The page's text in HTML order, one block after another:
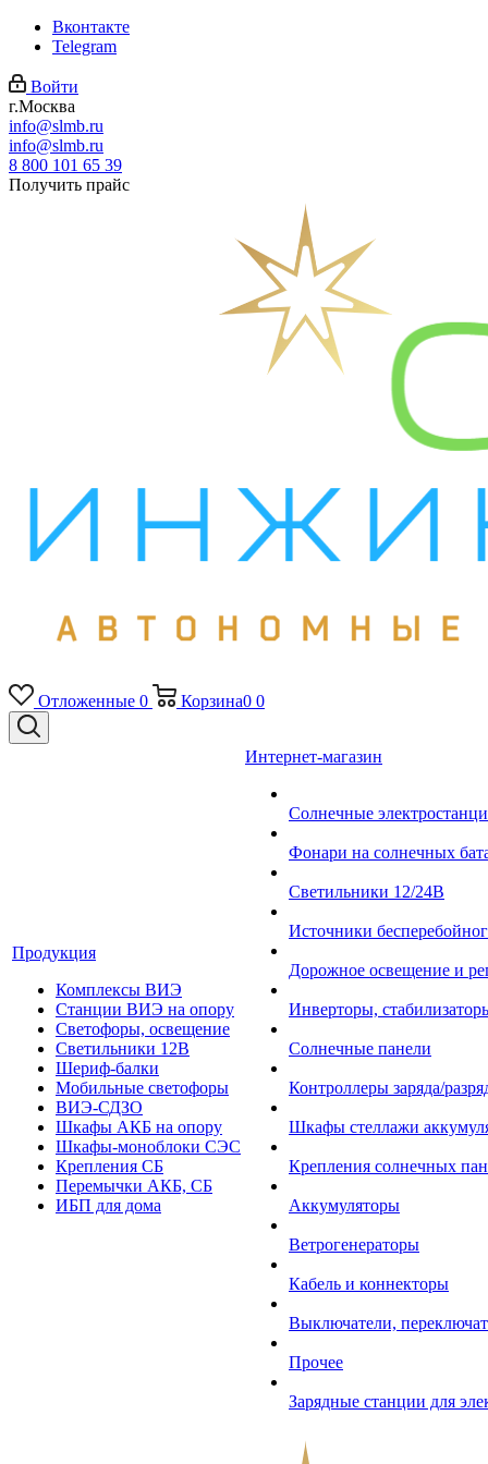
Вконтакте
Telegram
Войти
г.Москва
info@slmb.ru
info@slmb.ru
8 800 101 65 39
Получить прайс
Отложенные 0 Корзина0 0
Продукция
Комплексы ВИЭ
Станции ВИЭ на опору
Светофоры, освещение
Светильники 12В
Шериф-балки
Мобильные светофоры
ВИЭ-СДЗО
Шкафы АКБ на опору
Шкафы-моноблоки СЭС
Крепления СБ
Перемычки АКБ, СБ
ИБП для дома
Интернет-магазин
Солнечные
Фонари на солнечных
Светильники 12/24В
Источники
Дорожное освещение и
Инверторы,
Солнечные панели
Контроллеры заряда/
Шкафы стеллажи
Крепления солнечных
Аккумуляторы
Ветрогенераторы
Кабель и коннекторы
Выключатели,
Прочее
Зарядные станции для